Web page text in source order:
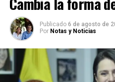
Publicado 6 de agosto de
Por Notas y Noticias